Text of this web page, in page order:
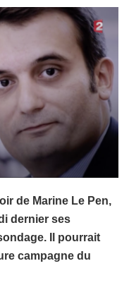
de Marine Le Pen,
dernier ses
Il pourrait
campagne du